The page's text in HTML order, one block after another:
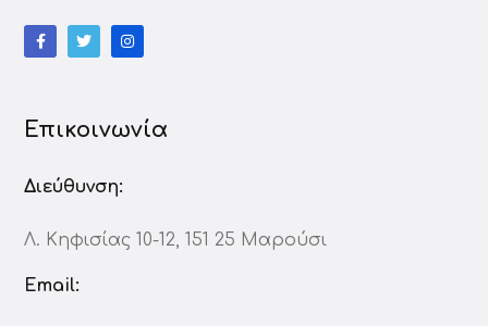
Επικοινωνία
Διεύθυνση:
Λ. Κηφισίας 10-12, 151 25 Μαρούσι
Email: